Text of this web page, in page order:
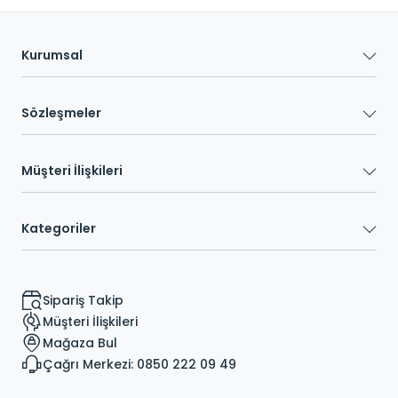
Kurumsal
Sözleşmeler
Müşteri İlişkileri
Kategoriler
Sipariş Takip
Müşteri İlişkileri
Mağaza Bul
Çağrı Merkezi: 0850 222 09 49